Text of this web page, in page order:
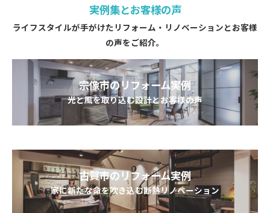
実例集とお客様の声
ライフスタイルが手がけたリフォーム・リノベーションとお客様
の声をご紹介。
宗像市のリフォーム実例
光と風を取り込む設計とお客様の声
古賀市のリフォーム実例
家に新たな命を吹き込む断熱リノベーション